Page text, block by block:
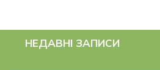
НЕДАВНІ ЗАПИСИ